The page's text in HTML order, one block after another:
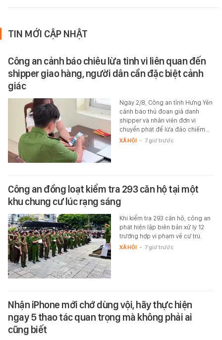
TIN MỚI CẬP NHẬT
Công an cảnh báo chiêu lừa tinh vi liên quan đến
shipper giao hàng, người dân cần đặc biệt cảnh
giác
Ngày 2/8, Công an tỉnh Hưng Yên
cảnh báo thủ đoạn giả danh
shipper và nhân viên đơn vị
chuyển phát để lừa đảo chiếm…
XÃ HỘI - 7 giờ trước
Công an đồng loạt kiểm tra 293 căn hộ tại một
khu chung cư lúc rạng sáng
Khi kiểm tra 293 căn hộ, công an
phát hiện lập biên bản xử lý 12
trường hợp vi phạm về cư trú.
XÃ HỘI - 7 giờ trước
Nhận iPhone mới chớ dùng vội, hãy thực hiện
ngay 5 thao tác quan trọng mà không phải ai
cũng biết